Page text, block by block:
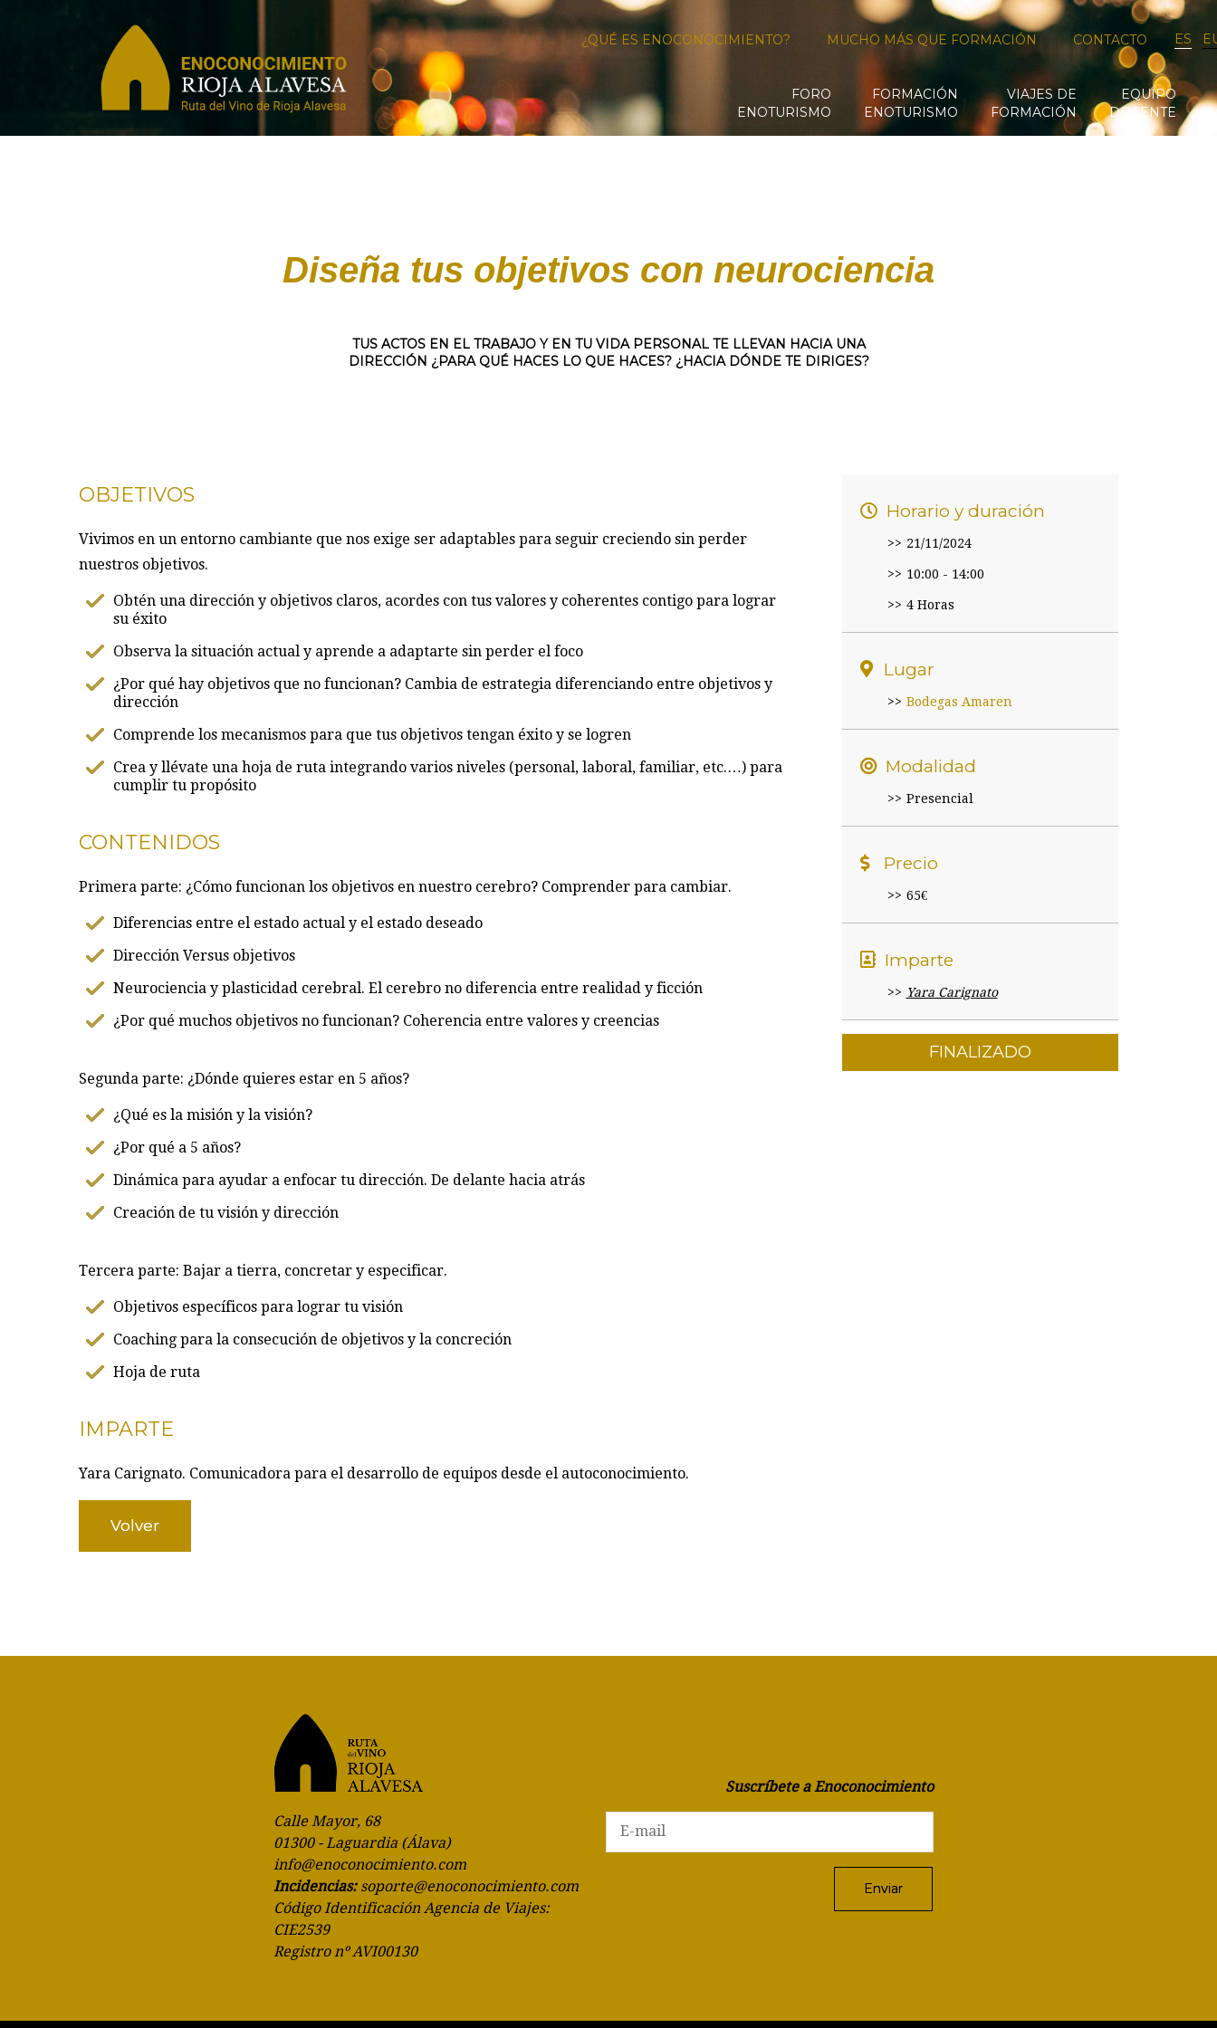
¿QUÉ ES ENOCONOCIMIENTO? MUCHO MÁS QUE FORMACIÓN CONTACTO ES
FORO
ENOTURISMO
FORMACIÓN
ENOTURISMO
VIAJES DE
FORMACIÓN
EQUIPO
DOCENTE
Diseña tus objetivos con neurociencia
TUS ACTOS EN EL TRABAJO Y EN TU VIDA PERSONAL TE LLEVAN HACIA UNA
DIRECCIÓN ¿PARA QUÉ HACES LO QUE HACES? ¿HACIA DÓNDE TE DIRIGES?
OBJETIVOS
Vivimos en un entorno cambiante que nos exige ser adaptables para seguir creciendo sin perder
nuestros objetivos.
Obtén una dirección y objetivos claros, acordes con tus valores y coherentes contigo para lograr
su éxito
Observa la situación actual y aprende a adaptarte sin perder el foco
¿Por qué hay objetivos que no funcionan? Cambia de estrategia diferenciando entre objetivos y
dirección
Comprende los mecanismos para que tus objetivos tengan éxito y se logren
Crea y llévate una hoja de ruta integrando varios niveles (personal, laboral, familiar, etc.…) para
cumplir tu propósito
CONTENIDOS
Primera parte: ¿Cómo funcionan los objetivos en nuestro cerebro? Comprender para cambiar.
Diferencias entre el estado actual y el estado deseado
Dirección Versus objetivos
Neurociencia y plasticidad cerebral. El cerebro no diferencia entre realidad y ficción
¿Por qué muchos objetivos no funcionan? Coherencia entre valores y creencias
Segunda parte: ¿Dónde quieres estar en 5 años?
¿Qué es la misión y la visión?
¿Por qué a 5 años?
Dinámica para ayudar a enfocar tu dirección. De delante hacia atrás
Creación de tu visión y dirección
Tercera parte: Bajar a tierra, concretar y especificar.
Objetivos específicos para lograr tu visión
Coaching para la consecución de objetivos y la concreción
Hoja de ruta
IMPARTE
Yara Carignato. Comunicadora para el desarrollo de equipos desde el autoconocimiento.
Volver
Horario y duración
21/11/2024
10:00 - 14:00
4 Horas
Lugar
Bodegas Amaren
Modalidad
Presencial
Precio
65€
Imparte
Yara Carignato
FINALIZADO
Calle Mayor, 68
01300 - Laguardia (Álava)
info@enoconocimiento.com
Incidencias: soporte@enoconocimiento.com
Código Identificación Agencia de Viajes:
CIE2539
Registro nº AVI00130
Suscríbete a Enoconocimiento